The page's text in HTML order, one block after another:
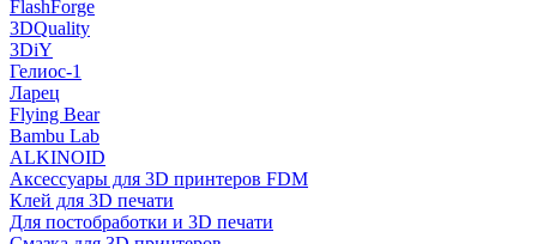
FlashForge
3DQuality
3DiY
Гелиос-1
Ларец
Flying Bear
Bambu Lab
ALKINOID
Аксессуары для 3D принтеров FDM
Клей для 3D печати
Для постобработки и 3D печати